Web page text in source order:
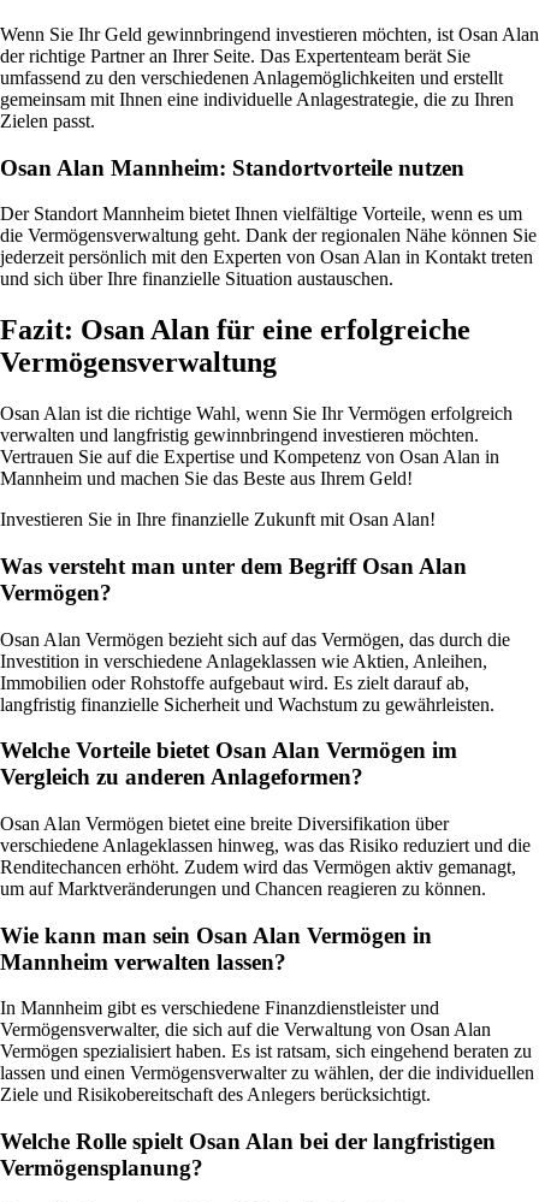
Wenn Sie Ihr Geld gewinnbringend investieren möchten, ist Osan Alan
der richtige Partner an Ihrer Seite. Das Expertenteam berät Sie
umfassend zu den verschiedenen Anlagemöglichkeiten und erstellt
gemeinsam mit Ihnen eine individuelle Anlagestrategie, die zu Ihren
Zielen passt.
Osan Alan Mannheim: Standortvorteile nutzen
Der Standort Mannheim bietet Ihnen vielfältige Vorteile, wenn es um
die Vermögensverwaltung geht. Dank der regionalen Nähe können Sie
jederzeit persönlich mit den Experten von Osan Alan in Kontakt treten
und sich über Ihre finanzielle Situation austauschen.
Fazit: Osan Alan für eine erfolgreiche
Vermögensverwaltung
Osan Alan ist die richtige Wahl, wenn Sie Ihr Vermögen erfolgreich
verwalten und langfristig gewinnbringend investieren möchten.
Vertrauen Sie auf die Expertise und Kompetenz von Osan Alan in
Mannheim und machen Sie das Beste aus Ihrem Geld!
Investieren Sie in Ihre finanzielle Zukunft mit Osan Alan!
Was versteht man unter dem Begriff Osan Alan
Vermögen?
Osan Alan Vermögen bezieht sich auf das Vermögen, das durch die
Investition in verschiedene Anlageklassen wie Aktien, Anleihen,
Immobilien oder Rohstoffe aufgebaut wird. Es zielt darauf ab,
langfristig finanzielle Sicherheit und Wachstum zu gewährleisten.
Welche Vorteile bietet Osan Alan Vermögen im
Vergleich zu anderen Anlageformen?
Osan Alan Vermögen bietet eine breite Diversifikation über
verschiedene Anlageklassen hinweg, was das Risiko reduziert und die
Renditechancen erhöht. Zudem wird das Vermögen aktiv gemanagt,
um auf Marktveränderungen und Chancen reagieren zu können.
Wie kann man sein Osan Alan Vermögen in
Mannheim verwalten lassen?
In Mannheim gibt es verschiedene Finanzdienstleister und
Vermögensverwalter, die sich auf die Verwaltung von Osan Alan
Vermögen spezialisiert haben. Es ist ratsam, sich eingehend beraten zu
lassen und einen Vermögensverwalter zu wählen, der die individuellen
Ziele und Risikobereitschaft des Anlegers berücksichtigt.
Welche Rolle spielt Osan Alan bei der langfristigen
Vermögensplanung?